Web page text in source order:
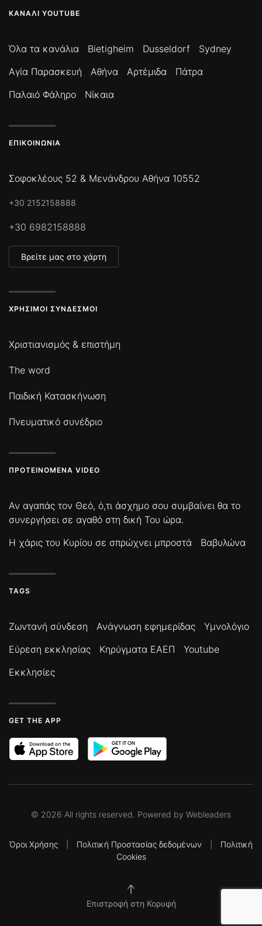
ΚΑΝΆΛΙ YOUTUBE
Όλα τα κανάλια Bietigheim Dusseldorf
Sydney
Αγία Παρασκευή
Αθήνα Αρτέμιδα
Πάτρα
Παλαιό Φάληρο
Νίκαια
ΕΠΙΚΟΙΝΩΝΊΑ
Σοφοκλέους 52 & Μενάνδρου Αθήνα 10552
+30 2152158888
+30 6982158888
Βρείτε μας στο χάρτη
ΧΡΉΣΙΜΟΙ ΣΎΝΔΕΣΜΟΙ
Χριστιανισμός & επιστήμη
The word
Παιδική Κατασκήνωση
Πνευματικό συνέδριο
ΠΡΟΤΕΙΝΌΜΕΝΑ VIDEO
Αν αγαπάς τον Θεό, ό,τι άσχημο σου συμβαίνει θα το
συνεργήσει σε αγαθό στη δική Του ώρα.
Η χάρις του Κυρίου σε σπρώχνει μπροστά
Βαβυλώνα
TAGS
Ζωντανή σύνδεση Ανάγνωση εφημερίδας
Υμνολόγιο
Εύρεση εκκλησίας
Κηρύγματα ΕΑΕΠ
Youtube
Εκκλησίες
GET THE APP
© 2026 All rights reserved. Powered by Webleaders
Όροι Χρήσης Πολιτική Προστασίας δεδομένων
Πολιτική
Cookies
Επιστροφή στη Κορυφή